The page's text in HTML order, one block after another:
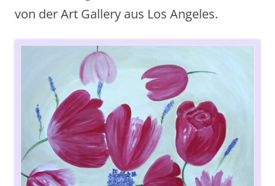
von der Art Gallery aus Los Angeles.